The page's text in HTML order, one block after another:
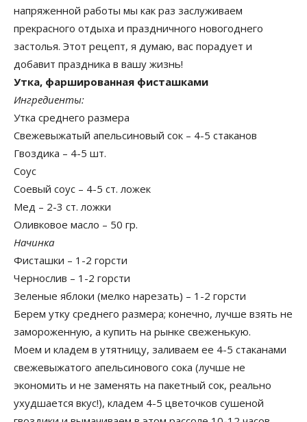
напряженной работы мы как раз заслуживаем
прекрасного отдыха и праздничного новогоднего
застолья. Этот рецепт, я думаю, вас порадует и
добавит праздника в вашу жизнь!
Утка, фаршированная фисташками
Ингредиенты:
Утка среднего размера
Свежевыжатый апельсиновый сок – 4-5 стаканов
Гвоздика – 4-5 шт.
Соус
Соевый соус – 4-5 ст. ложек
Мед – 2-3 ст. ложки
Оливковое масло – 50 гр.
Начинка
Фисташки – 1-2 горсти
Чернослив – 1-2 горсти
Зеленые яблоки (мелко нарезать) – 1-2 горсти
Берем утку среднего размера; конечно, лучше взять не
замороженную, а купить на рынке свеженькую.
Моем и кладем в утятницу, заливаем ее 4-5 стаканами
свежевыжатого апельсинового сока (лучше не
экономить и не заменять на пакетный сок, реально
ухудшается вкус!), кладем 4-5 цветочков сушеной